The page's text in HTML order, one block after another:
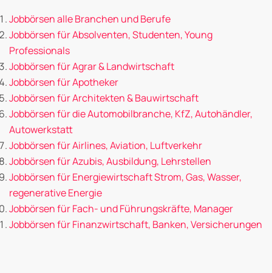
Jobbörsen alle Branchen und Berufe
Jobbörsen für Absolventen, Studenten, Young
Professionals
Jobbörsen für Agrar & Landwirtschaft
Jobbörsen für Apotheker
Jobbörsen für Architekten & Bauwirtschaft
Jobbörsen für die Automobilbranche, KfZ, Autohändler,
Autowerkstatt
Jobbörsen für Airlines, Aviation, Luftverkehr
Jobbörsen für Azubis, Ausbildung, Lehrstellen
Jobbörsen für Energiewirtschaft Strom, Gas, Wasser,
regenerative Energie
Jobbörsen für Fach- und Führungskräfte, Manager
Jobbörsen für Finanzwirtschaft, Banken, Versicherungen